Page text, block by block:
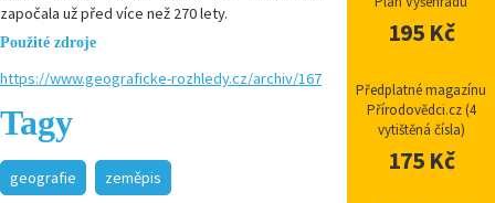
započala už před více než 270 lety.
Použité zdroje
https://www.geograficke-rozhledy.cz/archiv/167
Tagy
geografie zeměpis
195 Kč
Předplatné magazínu
Přírodovědci.cz (4
vytištěná čísla)
175 Kč